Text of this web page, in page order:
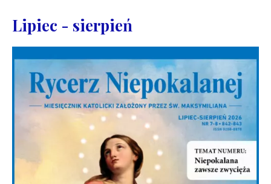
Lipiec - sierpień